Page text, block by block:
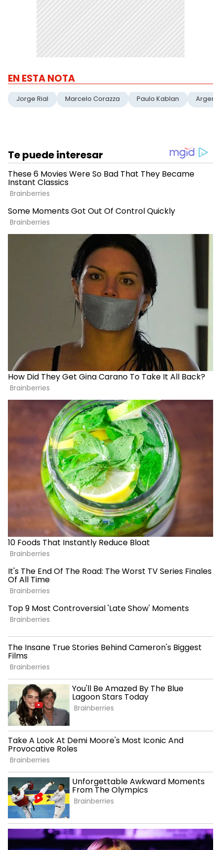
EN ESTA NOTA
Jorge Rial Marcelo Corazza Paulo Kablan